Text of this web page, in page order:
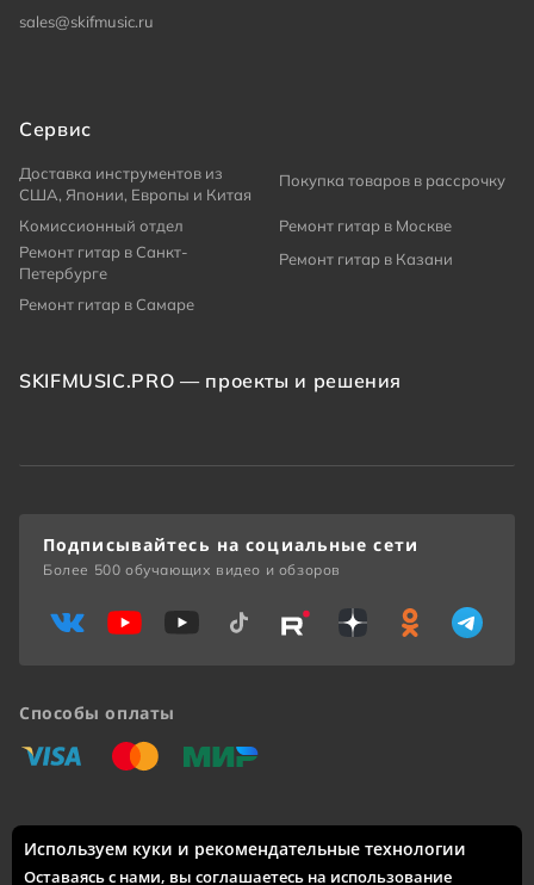
sales@skifmusic.ru
Сервис
Доставка инструментов из
США, Японии, Европы и Китая
Покупка товаров в рассрочку
Комиссионный отдел
Ремонт гитар в Москве
Ремонт гитар в Санкт-
Петербурге
Ремонт гитар в Казани
Ремонт гитар в Самаре
SKIFMUSIC.PRO — проекты и решения
Доставка по России: Москва, Санкт-Петербург, Новосибирск,
Екатеринбург, Казань, Нижний Новгород, Челябинск,
Способы оплаты
«Виза» «Мастеркард»
«Мир»
Подписывайтесь на социальные сети
Более 500 обучающих видео и обзоров
Используем куки и рекомендательные технологии
Оставаясь с нами, вы соглашаетесь на использование